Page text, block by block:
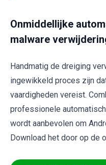
Onmiddellijke
malware
Handmatig de dreiging
ingewikkeld proces zijn
vaardigheden vereist.
professionele
wordt aanbevolen om
Download het door op de